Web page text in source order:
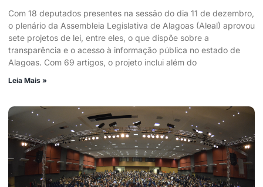
Com 18 deputados presentes na sessão do dia 11 de dezembro,
o plenário da Assembleia Legislativa de Alagoas (Aleal) aprovou
sete projetos de lei, entre eles, o que dispõe sobre a
transparência e o acesso à informação pública no estado de
Alagoas. Com 69 artigos, o projeto inclui além do
Leia Mais »